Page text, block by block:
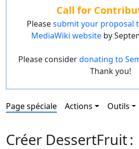
Call for
Pleasesubmit your proposal
MediaWiki websiteby
Please considerdonating to
Thank you!
Page spéciale Actions Outils
Créer DessertFruit :